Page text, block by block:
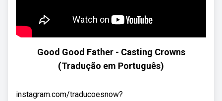
Good Good Father - Casting Crowns
(Tradução em Português)
instagram.com/traducoesnow?